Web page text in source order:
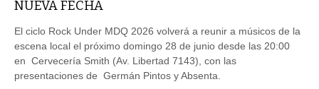
NUEVA FECHA
El ciclo Rock Under MDQ 2026 volverá a reunir a músicos de la
escena local el próximo domingo 28 de junio desde las 20:00
en Cervecería Smith (Av. Libertad 7143), con las
presentaciones de Germán Pintos y Absenta.